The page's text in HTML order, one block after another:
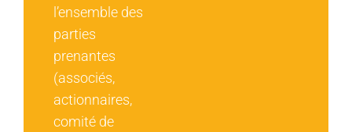
l’ensemble des
parties
prenantes
(associés,
actionnaires,
comité de